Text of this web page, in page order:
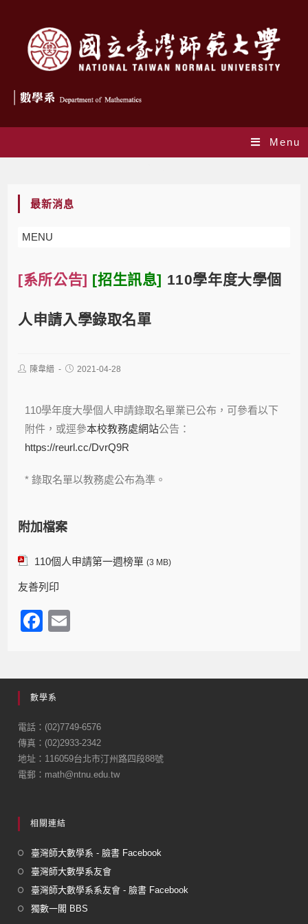
Menu
最新消息
MENU
[系所公告] [招生訊息] 110學年度大學個
人申請入學錄取名單
陳韋縉 2021-04-28
110學年度大學個人申請錄取名單業已公布，可參看以下
附件，或逕參本校教務處網站公告：
https://reurl.cc/DvrQ9R
* 錄取名單以教務處公布為準。
附加檔案
110個人申請第一週榜單 (3 MB)
友善列印
F
e
b
o
o
k
數學系
電話：(02)7749-6576
傳真：(02)2933-2342
地址：116059台北市汀州路四段88號
電郵：math@ntnu.edu.tw
相關連結
臺灣師大數學系 - 臉書 Facebook
臺灣師大數學系友會
臺灣師大數學系系友會 - 臉書 Facebook
獨數一閣 BBS